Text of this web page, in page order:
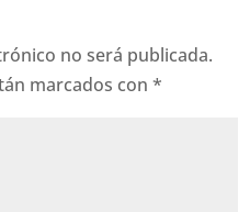
no será publicada.
marcados con*